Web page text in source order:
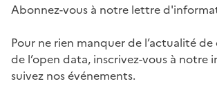
Abonnez-vous à notre lettre
Pour ne rien manquer de l’actualité
de l’open data, inscrivez-vous à notre
suivez nos événements.